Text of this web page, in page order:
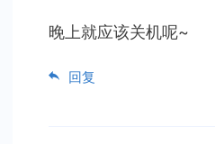
晚上就应该关机呢~
回复